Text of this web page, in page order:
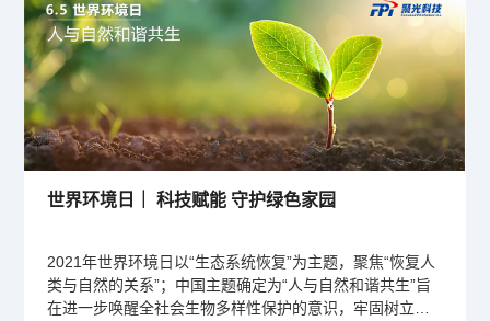
世界环境日｜ 科技赋能 守护绿色家园
2021年世界环境日以“生态系统恢复”为主题，聚焦“恢复人
类与自然的关系”；中国主题确定为“人与自然和谐共生”旨
在进一步唤醒全社会生物多样性保护的意识，牢固树立尊